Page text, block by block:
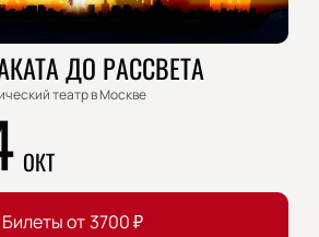
ДО РАССВЕТА
театр в Москве
ОКТ
Билеты от 3700₽